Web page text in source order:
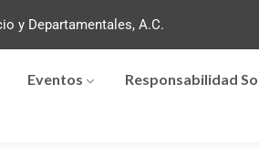
y Departamentales, A.C.
Eventos Responsabilidad